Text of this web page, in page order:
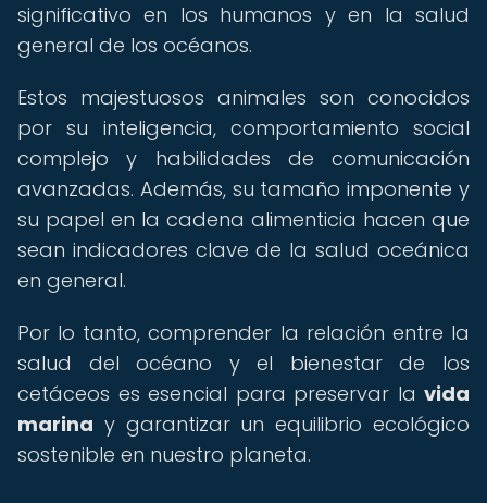
significativo en los humanos y en la salud
general de los océanos.
Estos majestuosos animales son conocidos
por su inteligencia, comportamiento social
complejo y habilidades de comunicación
avanzadas. Además, su tamaño imponente y
su papel en la cadena alimenticia hacen que
sean indicadores clave de la salud oceánica
en general.
Por lo tanto, comprender la relación entre la
salud del océano y el bienestar de los
cetáceos es esencial para preservar la vida
marina y garantizar un equilibrio ecológico
sostenible en nuestro planeta.